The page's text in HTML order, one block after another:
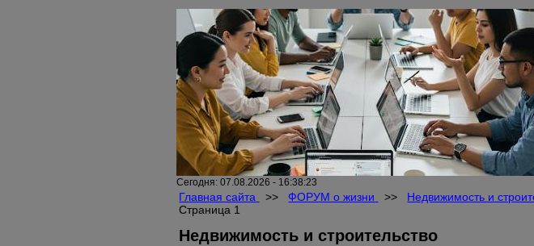
Сегодня: 07.08.2026 - 16:38:23
Главная сайта >> ФОРУМ о жизни >> Недвижимость и
Страница 1
Недвижимость и строительство